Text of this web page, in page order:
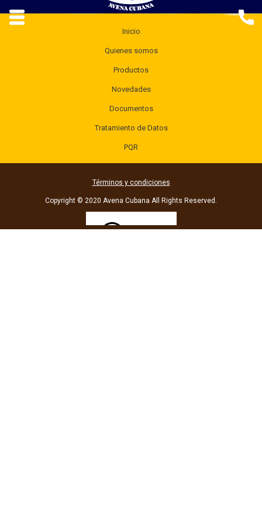
Inicio
Quienes somos
Productos
Novedades
Documentos
Tratamiento de Datos
PQR
Términos y condiciones
Copyright © 2020 Avena Cubana All Rights Reserved.